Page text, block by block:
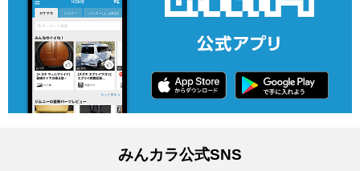
みんカラ公式SNS